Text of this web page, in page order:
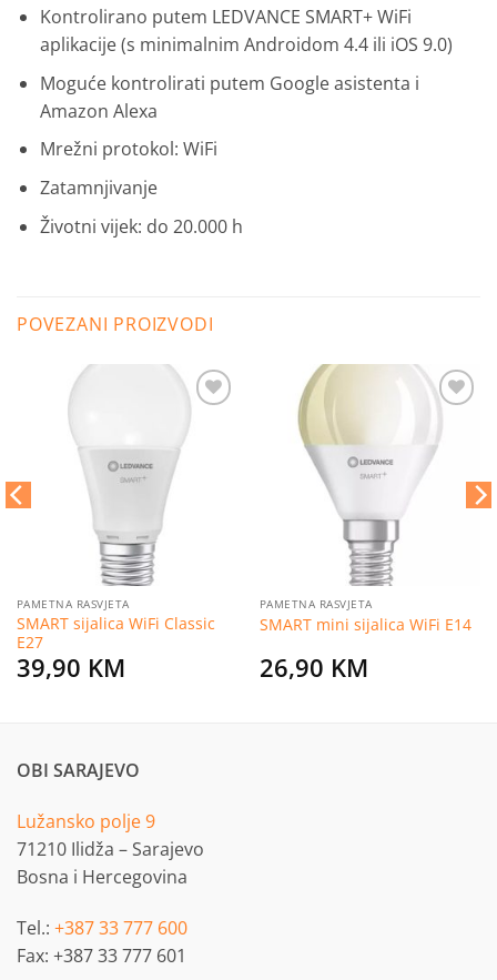
Kontrolirano putem LEDVANCE SMART+ WiFi
aplikacije (s minimalnim Androidom 4.4 ili iOS 9.0)
Moguće kontrolirati putem Google asistenta i
Amazon Alexa
Mrežni protokol: WiFi
Zatamnjivanje
Životni vijek: do 20.000 h
POVEZANI PROIZVODI
PAMETNA RASVJETA
SMART sijalica WiFi Classic
E27
39,90 KM
PAMETNA RASVJETA
SMART mini sijalica WiFi E14
26,90 KM
OBI SARAJEVO
Lužansko polje 9
71210 Ilidža – Sarajevo
Bosna i Hercegovina
Tel.: +387 33 777 600
Fax: +387 33 777 601